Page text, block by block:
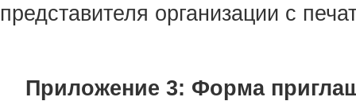
представителя организации с
Приложение 3: Форма